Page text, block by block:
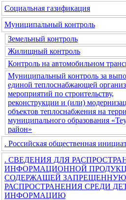
Социальная газификация
Муниципальный контроль
Земельный контроль
Жилищный контроль
Контроль на автомобильном
Муниципальный контроль за
единой теплоснабжающей
мероприятий по строительству,
реконструкции и (или)
объектов теплоснабжения на
муниципального образования
район»
. Российская общественная
. СВЕДЕНИЯ ДЛЯ
ИНФОРМАЦИОННОЙ
СОДЕРЖАЩЕЙ
РАСПРОСТРАНЕНИЯ СРЕДИ
ИНФОРМАЦИЮ